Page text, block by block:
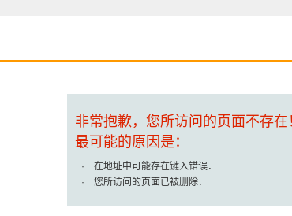
非常抱歉，您所访问的页面不存在
最可能的原因是：
· 在地址中可能存在键入错误．
· 您所访问的页面已被删除．